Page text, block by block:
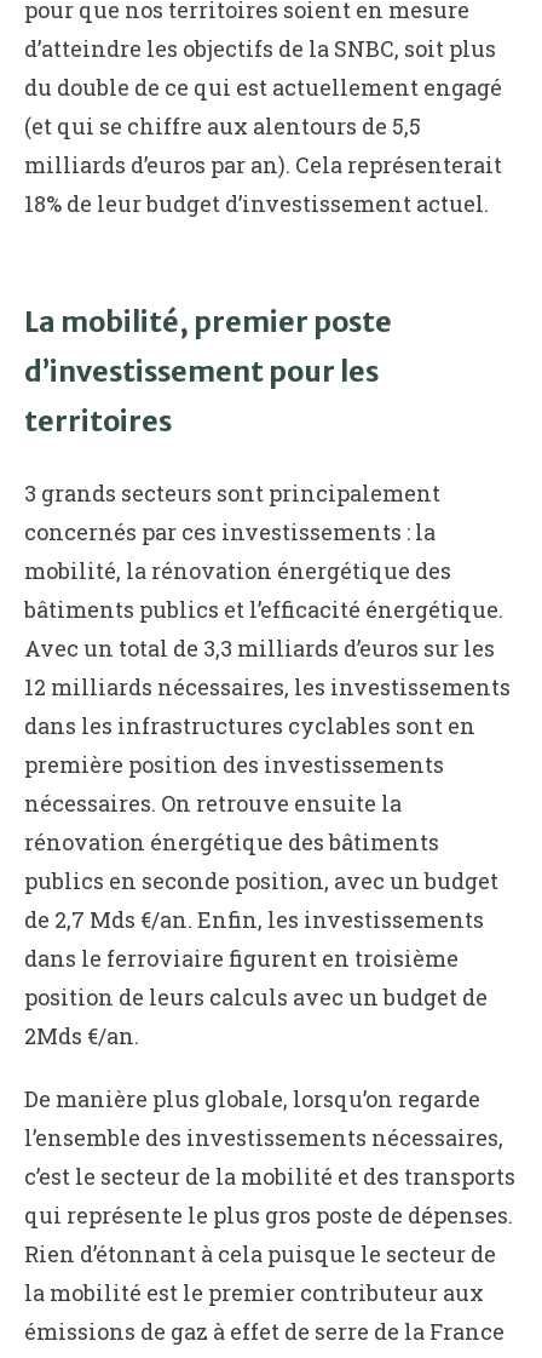
pour que nos territoires soient en mesure
d’atteindre les objectifs de la SNBC, soit plus
du double de ce qui est actuellement engagé
(et qui se chiffre aux alentours de 5,5
milliards d’euros par an). Cela représenterait
18% de leur budget d’investissement actuel.
La mobilité, premier poste
d’investissement pour les
territoires
3 grands secteurs sont principalement
concernés par ces investissements : la
mobilité, la rénovation énergétique des
bâtiments publics et l’efficacité énergétique.
Avec un total de 3,3 milliards d’euros sur les
12 milliards nécessaires, les investissements
dans les infrastructures cyclables sont en
première position des investissements
nécessaires. On retrouve ensuite la
rénovation énergétique des bâtiments
publics en seconde position, avec un budget
de 2,7 Mds €/an. Enfin, les investissements
dans le ferroviaire figurent en troisième
position de leurs calculs avec un budget de
2Mds €/an.
De manière plus globale, lorsqu’on regarde
l’ensemble des investissements nécessaires,
c’est le secteur de la mobilité et des transports
qui représente le plus gros poste de dépenses.
Rien d’étonnant à cela puisque le secteur de
la mobilité est le premier contributeur aux
émissions de gaz à effet de serre de la France